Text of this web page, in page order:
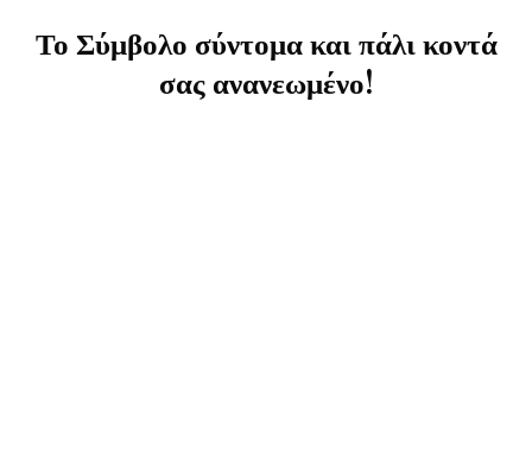
Το Σύμβολο σύντομα και πάλι κοντά
σας ανανεωμένο!